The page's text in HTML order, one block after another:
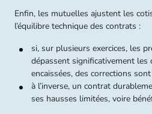
Enfin, les mutuelles ajustent les
l’équilibre technique des contrats :
si, sur plusieurs exercices, les
dépassent significativement les
encaissées, des corrections
à l’inverse, un contrat
ses hausses limitées, voire